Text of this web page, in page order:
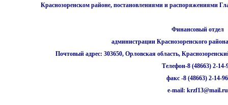
Краснозоренском районе, постановлениями и распоряжениями
Финансовый отдел
администрации Краснозоренского
Почтовый адрес: 303650, Орловская область,
Телефон-8 (48663) 2-
факс -8 (48663) 2-14-
e-mail: